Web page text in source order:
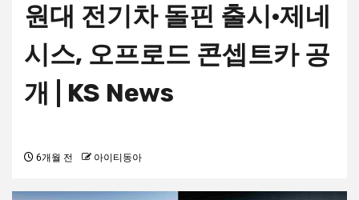
원대 전기차 돌핀 출시·제네
시스, 오프로드 콘셉트카 공
개 | KS News
6개월 전 아이티동아